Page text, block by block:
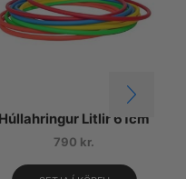
Húllahringur Litlir 61cm
790 kr.